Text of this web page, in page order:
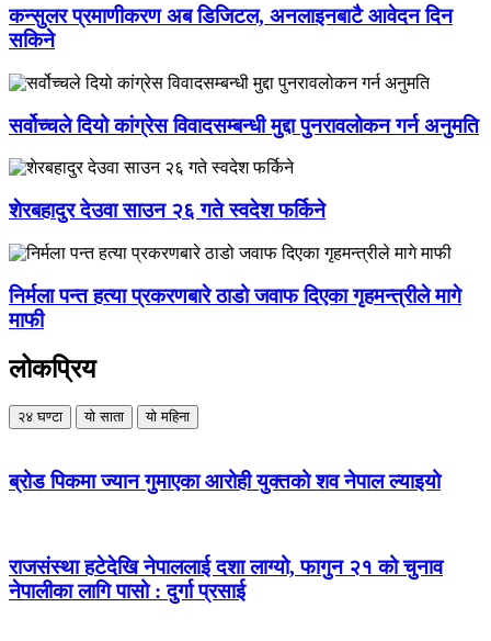
कन्सुलर प्रमाणीकरण अब डिजिटल, अनलाइनबाटै आवेदन दिन
सकिने
सर्वोच्चले दियो कांग्रेस विवादसम्बन्धी मुद्दा पुनरावलोकन गर्न अनुमति
शेरबहादुर देउवा साउन २६ गते स्वदेश फर्किने
निर्मला पन्त हत्या प्रकरणबारे ठाडो जवाफ दिएका गृहमन्त्रीले मागे
माफी
लोकप्रिय
२४ घण्टा यो साता यो महिना
ब्रोड पिकमा ज्यान गुमाएका आरोही युक्तको शव नेपाल ल्याइयो
राजसंस्था हटेदेखि नेपाललाई दशा लाग्यो, फागुन २१ को चुनाव
नेपालीका लागि पासो : दुर्गा प्रसाई